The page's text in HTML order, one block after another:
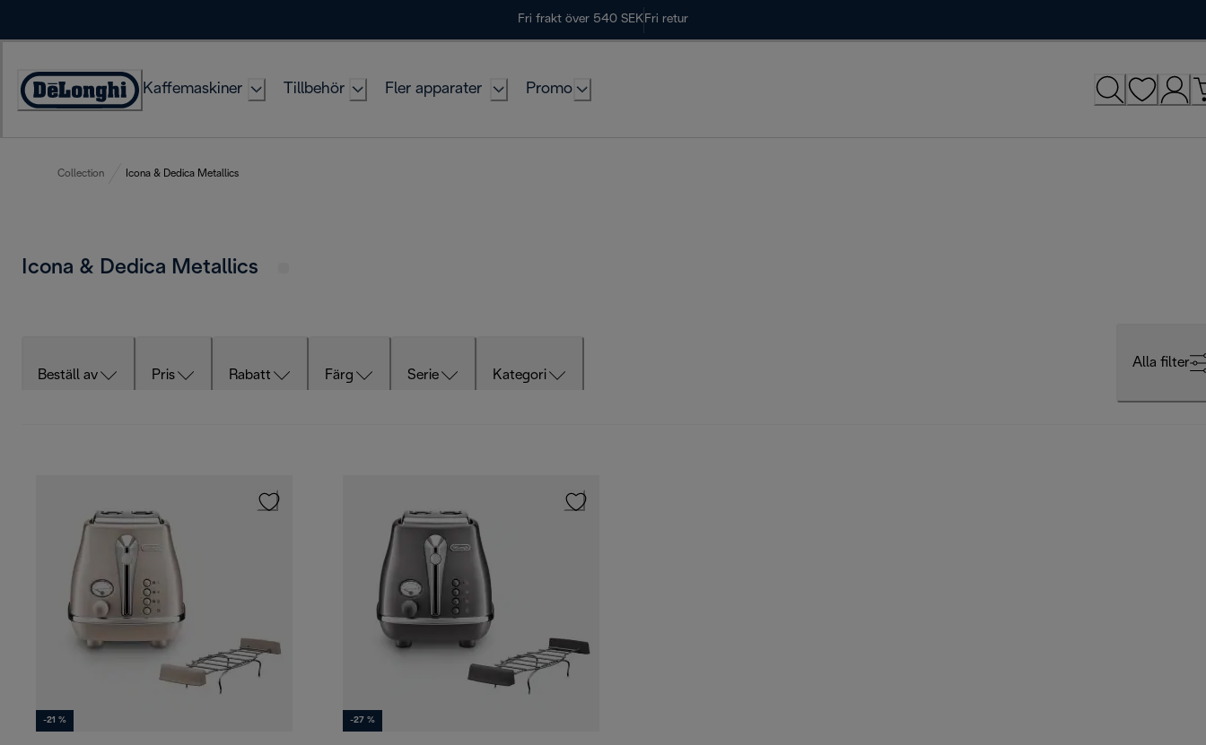
Fri frakt över 540 SEK Fri retur
Accessibility
Kaffemaskiner Tillbehör Fler apparater Promo
Collection Icona & Dedica Metallics
Icona & Dedica Metallics
Beställ av Pris Rabatt Färg Serie Kategori
Alla filter
-21 % -27 %